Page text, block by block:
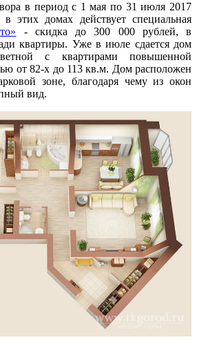
в период с 1 мая по 31 июля 2017
этих домах действует специальная
- скидка до 300 000 рублей, в
квартиры. Уже в июле сдается дом
с квартирами повышенной
от 82-х до 113 кв.м. Дом расположен
зоне, благодаря чему из окон
вид.